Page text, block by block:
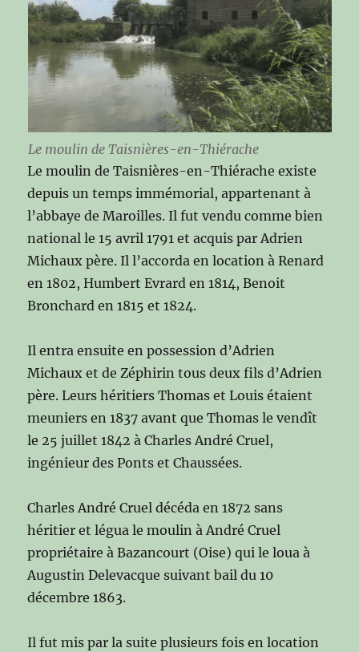
Le moulin de Taisnières-en-Thiérache
Le moulin de Taisnières-en-Thiérache existe
depuis un temps immémorial, appartenant à
l’abbaye de Maroilles. Il fut vendu comme bien
national le 15 avril 1791 et acquis par Adrien
Michaux père. Il l’accorda en location à Renard
en 1802, Humbert Evrard en 1814, Benoit
Bronchard en 1815 et 1824.
Il entra ensuite en possession d’Adrien
Michaux et de Zéphirin tous deux fils d’Adrien
père. Leurs héritiers Thomas et Louis étaient
meuniers en 1837 avant que Thomas le vendît
le 25 juillet 1842 à Charles André Cruel,
ingénieur des Ponts et Chaussées.
Charles André Cruel décéda en 1872 sans
héritier et légua le moulin à André Cruel
propriétaire à Bazancourt (Oise) qui le loua à
Augustin Delevacque suivant bail du 10
décembre 1863.
Il fut mis par la suite plusieurs fois en location